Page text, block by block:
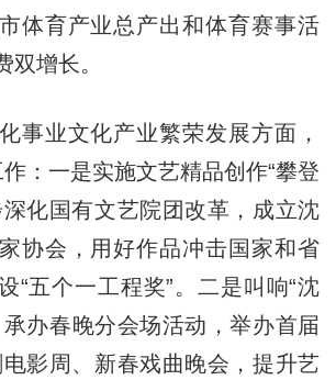
体育产业总产出和体育赛事活
双增长。
业文化产业繁荣发展方面，
：一是实施文艺精品创作“攀登
化国有文艺院团改革，成立沈
协会，用好作品冲击国家和省
“五个一工程奖”。二是叫响“沈
办春晚分会场活动，举办首届
电影周、新春戏曲晚会，提升艺